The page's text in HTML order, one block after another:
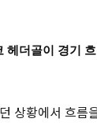
헤더골이 경기
상황에서 흐름